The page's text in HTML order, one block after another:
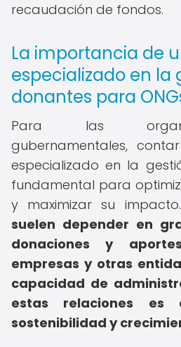
recaudación de fondos.
La importancia de
especializado en la
donantes para
Para las
gubernamentales,
especializado en la
fundamental para
y maximizar su impacto.
suelen depender en
donaciones y
empresas y otras
capacidad de
estas relaciones es
sostenibilidad y